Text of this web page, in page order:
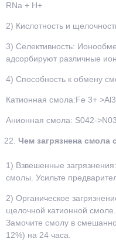
RNa + H+
2) Кислотность и
3) Селективность:
адсорбируют различные
4) Способность к обмену
Катионная смола:Fe 3+
Анионная смола: S042-
Чем загрязнена смола
1) Взвешенные
смолы. Усильте
2) Органическое
щелочной катионной
Замочите смолу в
12%) на 24 часа.